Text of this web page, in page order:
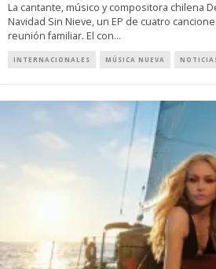
La cantante, músico y compositora chilena
Navidad Sin Nieve, un EP de cuatro
reunión familiar. El con...
INTERNACIONALES MÚSICA NUEVA